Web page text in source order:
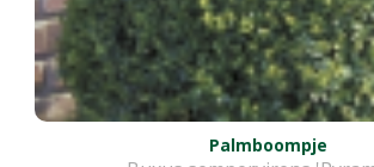
Palmboompje